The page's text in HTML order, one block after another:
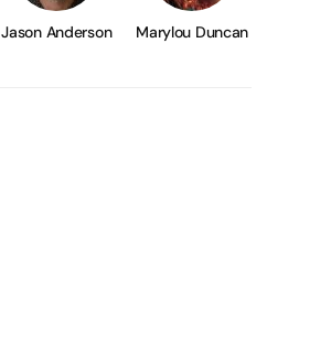
Jason Anderson Marylou Duncan